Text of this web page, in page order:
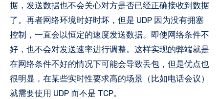
据，发送数据也不会关心对方是否已经正确接收到数据
了。再者网络环境时好时坏，但是 UDP 因为没有拥塞
控制，一直会以恒定的速度发送数据。即使网络条件不
好，也不会对发送速率进行调整。这样实现的弊端就是
在网络条件不好的情况下可能会导致丢包，但是优点也
很明显，在某些实时性要求高的场景（比如电话会议）
就需要使用 UDP 而不是 TCP。